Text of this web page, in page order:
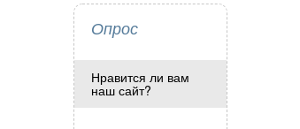
Опрос
Нравится ли вам
наш сайт?